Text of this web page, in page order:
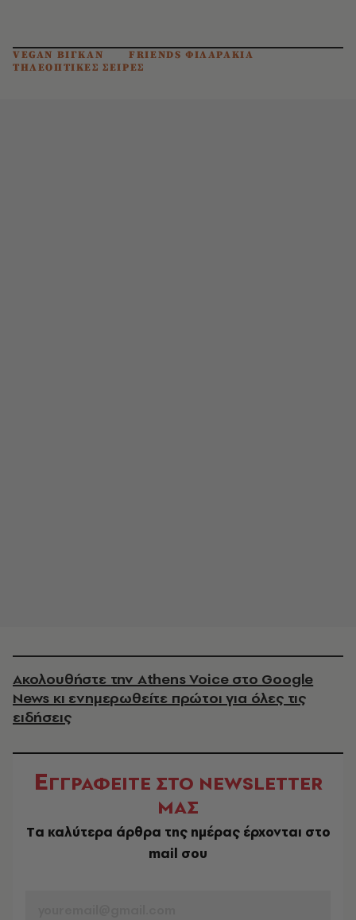
VEGAN ΒΙΓΚΑΝ
FRIENDS ΦΙΛΑΡΑΚΙΑ
ΤΗΛΕΟΠΤΙΚΕΣ ΣΕΙΡΕΣ
Ακολουθήστε την Athens Voice στο Google
News κι ενημερωθείτε πρώτοι για όλες τις
ειδήσεις
ΕΓΓΡΑΦΕΙΤΕ ΣΤΟ NEWSLETTER
ΜΑΣ
Tα καλύτερα άρθρα της ημέρας έρχονται στο
mail σου